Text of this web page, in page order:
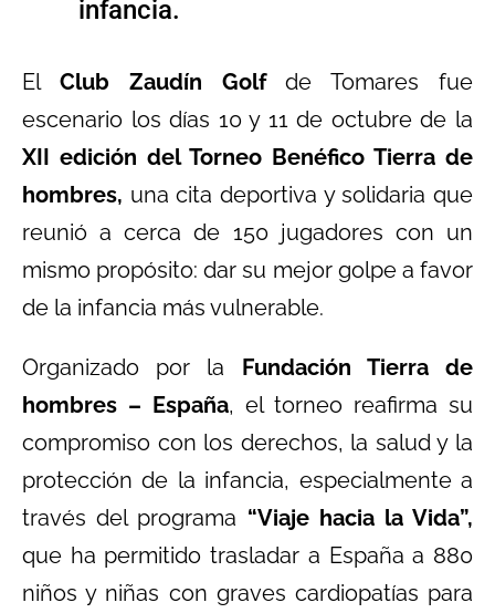
infancia.
El Club Zaudín Golfde Tomares fue
escenario los días 10 y 11 de octubre de la
XII edición del Torneo Benéfico Tierra de
hombres, una cita deportiva y solidaria que
reunió a cerca de 150 jugadores con un
mismo propósito: dar su mejor golpe a favor
de la infancia más vulnerable.
Organizado por la Fundación Tierra de
hombres – España, el torneo reafirma su
compromiso con los derechos, la salud y la
protección de la infancia, especialmente a
través del programa “Viaje hacia la Vida”,
que ha permitido trasladar a España a 880
niños y niñas con graves cardiopatías para